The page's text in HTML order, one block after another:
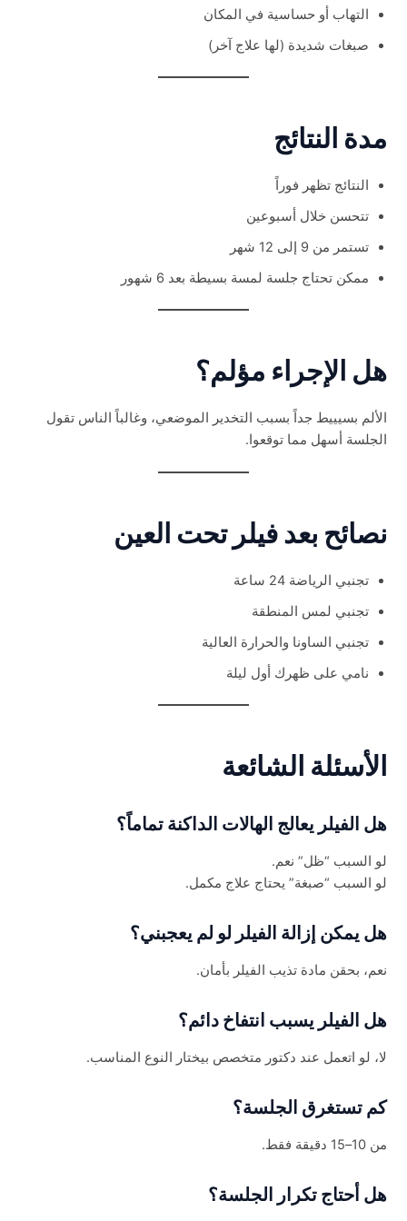
التهاب أو حساسية في المكان
صبغات شديدة (لها علاج آخر)
مدة النتائج
النتائج تظهر فوراً
تتحسن خلال أسبوعين
تستمر من 9 إلى 12 شهر
ممكن تحتاج جلسة لمسة بسيطة بعد 6 شهور
هل الإجراء مؤلم؟
الألم بسيييط جداً بسبب التخدير الموضعي، وغالباً الناس تقول
الجلسة أسهل مما توقعوا.
نصائح بعد فيلر تحت العين
تجنبي الرياضة 24 ساعة
تجنبي لمس المنطقة
تجنبي الساونا والحرارة العالية
نامي على ظهرك أول ليلة
الأسئلة الشائعة
هل الفيلر يعالج الهالات الداكنة تماماً؟
لو السبب “ظل” نعم.
لو السبب “صبغة” يحتاج علاج مكمل.
هل يمكن إزالة الفيلر لو لم يعجبني؟
نعم، بحقن مادة تذيب الفيلر بأمان.
هل الفيلر يسبب انتفاخ دائم؟
لا، لو اتعمل عند دكتور متخصص بيختار النوع المناسب.
كم تستغرق الجلسة؟
من 10–15 دقيقة فقط.
هل أحتاج تكرار الجلسة؟